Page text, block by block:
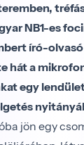
NB1-es
író-
hát a
egy
jön egy